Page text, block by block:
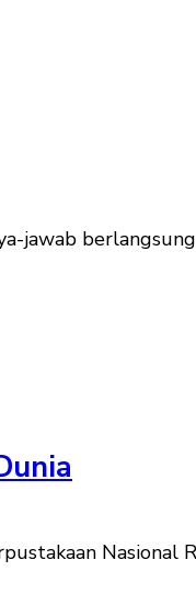
jawab
Nasional